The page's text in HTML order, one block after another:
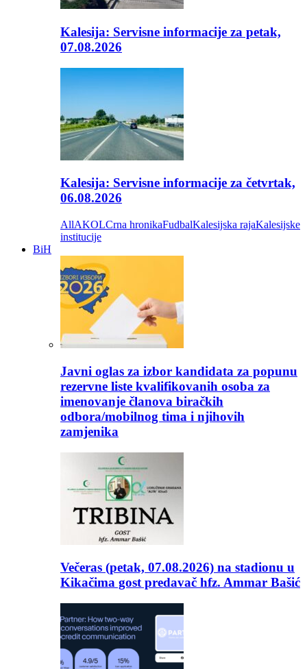
Kalesija: Servisne informacije za petak,
07.08.2026
Kalesija: Servisne informacije za četvrtak,
06.08.2026
AllAKOLCrna hronikaFudbalKalesijska rajaKalesijske
institucije
BiH
Javni oglas za izbor kandidata za popunu
rezervne liste kvalifikovanih osoba za
imenovanje članova biračkih
odbora/mobilnog tima i njihovih
zamjenika
Večeras (petak, 07.08.2026) na stadionu u
Kikačima gost predavač hfz. Ammar Bašić